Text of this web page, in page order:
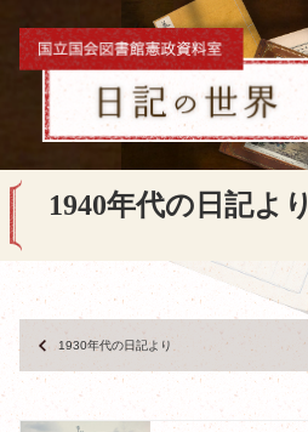
1940年代の日記より
1930年代の日記より